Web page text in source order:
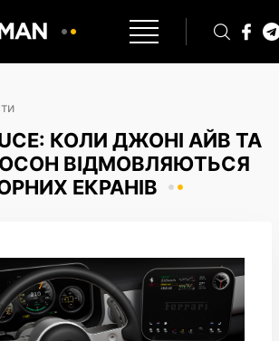
КОЛИ ДЖОНІ АЙВ ТА
ВІДМОВЛЯЮТЬСЯ
ЕКРАНІВ